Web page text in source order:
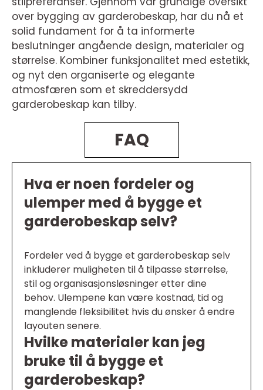
over bygging av garderobeskap, har du nå et
solid fundament for å ta informerte
beslutninger angående design, materialer og
størrelse. Kombiner funksjonalitet med estetikk,
og nyt den organiserte og elegante
atmosfæren som et skreddersydd
garderobeskap kan tilby.
FAQ
Hva er noen fordeler og
ulemper med å bygge et
garderobeskap selv?
Fordeler ved å bygge et garderobeskap selv
inkluderer muligheten til å tilpasse størrelse,
stil og organisasjonsløsninger etter dine
behov. Ulempene kan være kostnad, tid og
manglende fleksibilitet hvis du ønsker å endre
layouten senere.
Hvilke materialer kan jeg
bruke til å bygge et
garderobeskap?